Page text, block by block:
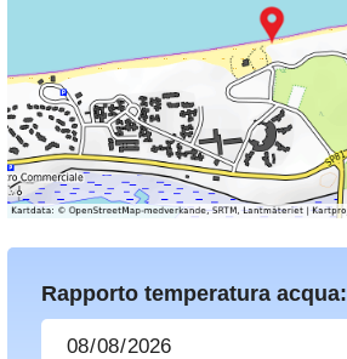
Rapporto temperatura acqua: